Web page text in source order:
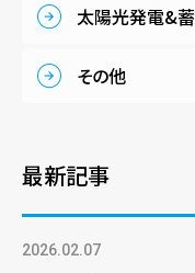
太陽光発電&
その他
最新記事
2026.02.07